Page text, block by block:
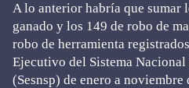
A lo anterior habría que sumar
ganado y los 149 de robo de
robo de herramienta
Ejecutivo del Sistema
(Sesnsp) de enero a noviembre